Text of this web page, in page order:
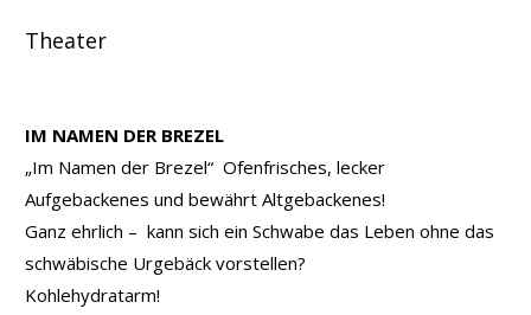
Theater
IM NAMEN DER BREZEL
„Im Namen der Brezel“ Ofenfrisches, lecker
Aufgebackenes und bewährt Altgebackenes!
Ganz ehrlich – kann sich ein Schwabe das Leben ohne das
schwäbische Urgebäck vorstellen?
Kohlehydratarm!